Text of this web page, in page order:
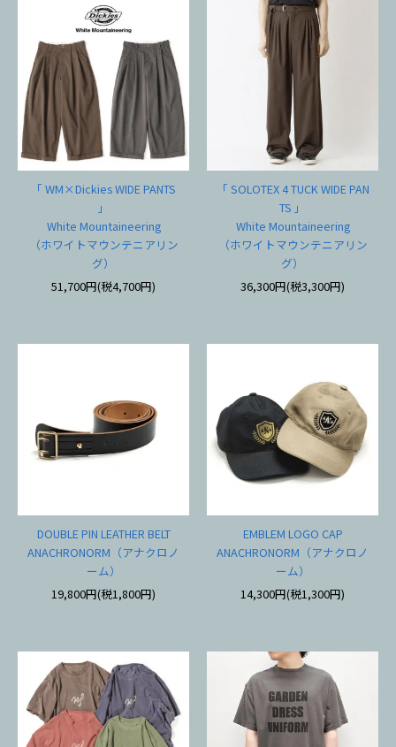
「 WM×Dickies WIDE PANTS
」
White Mountaineering
（ホワイトマウンテニアリン
グ）
51,700円(税4,700円)
「 SOLOTEX 4 TUCK WIDE PAN
TS 」
White Mountaineering
（ホワイトマウンテニアリン
グ）
36,300円(税3,300円)
DOUBLE PIN LEATHER BELT
ANACHRONORM（アナクロノ
ーム）
19,800円(税1,800円)
EMBLEM LOGO CAP
ANACHRONORM（アナクロノ
ーム）
14,300円(税1,300円)